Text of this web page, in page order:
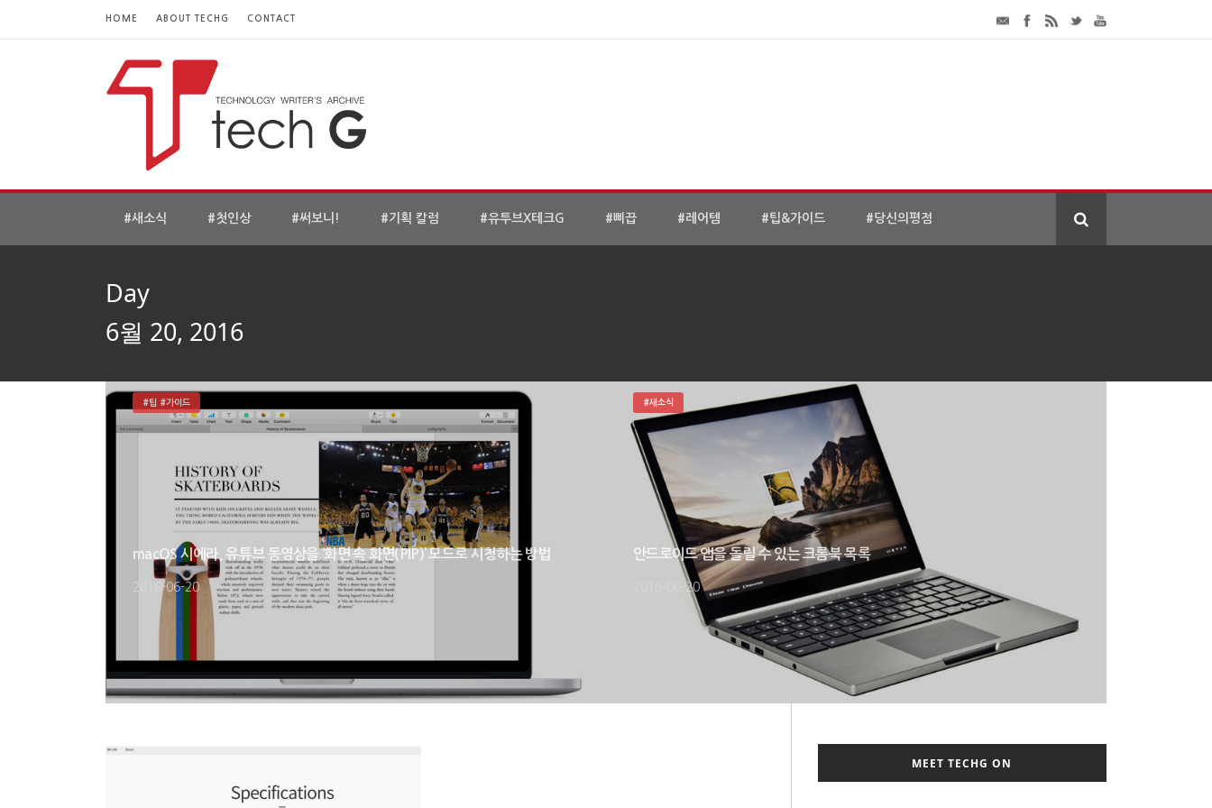
HOME ABOUT TECHG CONTACT
#새소식 #첫인상 #써보니! #기획 칼럼 #유투브X테크G #삐끕 #레어템 #팁&가이드 #당신의평점
Day
6월 20, 2016
macOS 시에라, 유튜브 동영상을 ‘화면 속 화면(PIP)’ 모드로 시청하는 방법
2016-06-20
#팁 #가이드
안드로이드 앱을 돌릴 수 있는 크롬북 목록
2016-06-20
#새소식
MEET TECHG ON